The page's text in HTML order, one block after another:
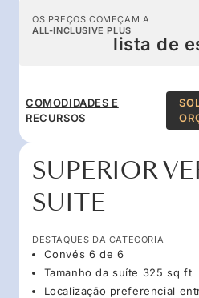
OS PREÇOS COMEÇAM A
ALL-INCLUSIVE PLUS
lista de
COMODIDADES E
RECURSOS
SUPERIOR
SUITE
DESTAQUES DA CATEGORIA
Convés 6 de 6
Tamanho da suíte 325 sq ft
Localização preferencial